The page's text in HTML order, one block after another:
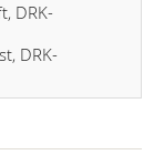
DRK-
DRK-